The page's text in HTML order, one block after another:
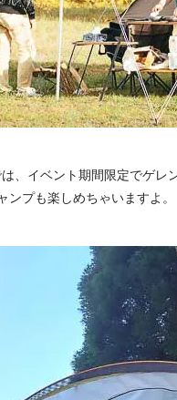
、イベント期間限定でゲレ
プも楽しめちゃいますよ。